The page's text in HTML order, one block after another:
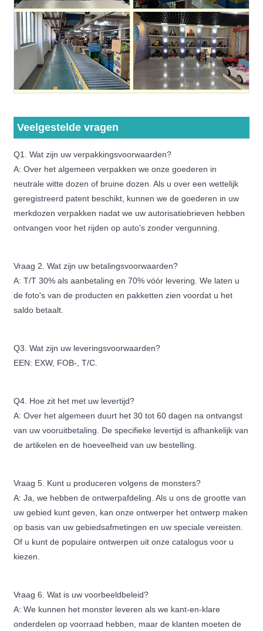
Veelgestelde vragen
Q1. Wat zijn uw verpakkingsvoorwaarden?
A: Over het algemeen verpakken we onze goederen in
neutrale witte dozen of bruine dozen. Als u over een wettelijk
geregistreerd patent beschikt, kunnen we de goederen in uw
merkdozen verpakken nadat we uw autorisatiebrieven hebben
ontvangen voor het rijden op auto's zonder vergunning.
Vraag 2. Wat zijn uw betalingsvoorwaarden?
A: T/T 30% als aanbetaling en 70% vóór levering. We laten u
de foto's van de producten en pakketten zien voordat u het
saldo betaalt.
Q3. Wat zijn uw leveringsvoorwaarden?
EEN: EXW, FOB-, T/C.
Q4. Hoe zit het met uw levertijd?
A: Over het algemeen duurt het 30 tot 60 dagen na ontvangst
van uw vooruitbetaling. De specifieke levertijd is afhankelijk van
de artikelen en de hoeveelheid van uw bestelling.
Vraag 5. Kunt u produceren volgens de monsters?
A: Ja, we hebben de ontwerpafdeling. Als u ons de grootte van
uw gebied kunt geven, kan onze ontwerper het ontwerp maken
op basis van uw gebiedsafmetingen en uw speciale vereisten.
Of u kunt de populaire ontwerpen uit onze catalogus voor u
kiezen.
Vraag 6. Wat is uw voorbeeldbeleid?
A: We kunnen het monster leveren als we kant-en-klare
onderdelen op voorraad hebben, maar de klanten moeten de